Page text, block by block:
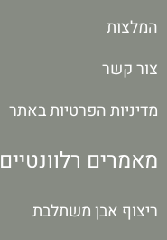
המלצות
צור קשר
מדיניות הפרטיות באתר
מאמרים רלוונטיים
ריצוף אבן משתלבת